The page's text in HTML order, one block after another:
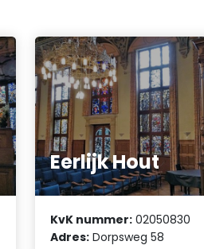
Eerlijk Hout
KvK nummer: 02050830
Adres: Dorpsweg 58